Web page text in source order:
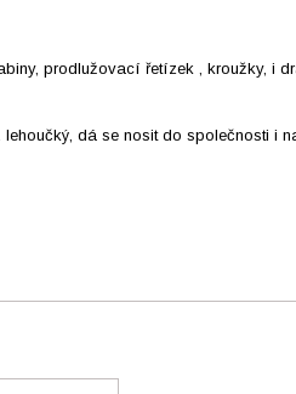
prodlužovací řetízek , kroužky, i
dá se nosit do společnosti i